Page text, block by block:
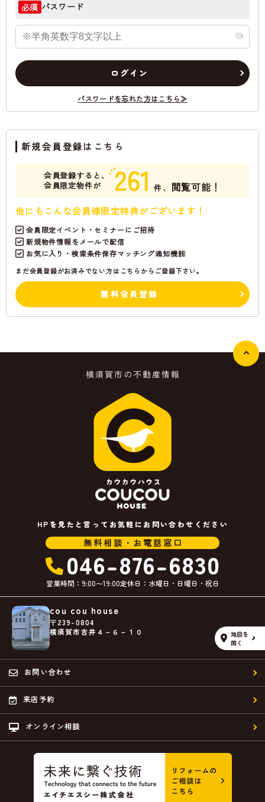
必須 パスワード
ログイン
パスワードを忘れた方はこちら≫
新規会員登録はこちら
会員登録すると、
会員限定物件が
261 件、 閲覧可能！
他にもこんな会員様限定特典がございます！
会員限定イベント・セミナーにご招待
新規物件情報をメールで配信
お気に入り・検索条件保存マッチング通知機能
まだ会員登録がお済みでない方はこちらからご登録下さい。
無料会員登録
横須賀市の不動産情報
HPを見たと言ってお気軽にお問い合わせください
無料相談・お電話窓口
046-876-6830
営業時間：9:00〜19:00定休日：水曜日・日曜日・祝日
cou cou house
〒239-0804
横須賀市吉井４－６－１０
地図を
開く
お問い合わせ
来店予約
オンライン相談